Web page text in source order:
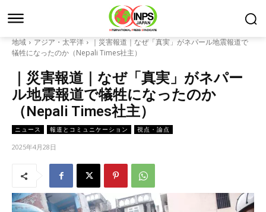
地域 アジア・太平洋
｜災害報道｜なぜ「真実」がネパール地震報道で
犠牲になったのか（Nepali Times社主）
｜災害報道｜なぜ「真実」がネパー
ル地震報道で犠牲になったのか
（Nepali Times社主）
ニュース 報道とコミュニケーション 視点・論点
2025年4月28日